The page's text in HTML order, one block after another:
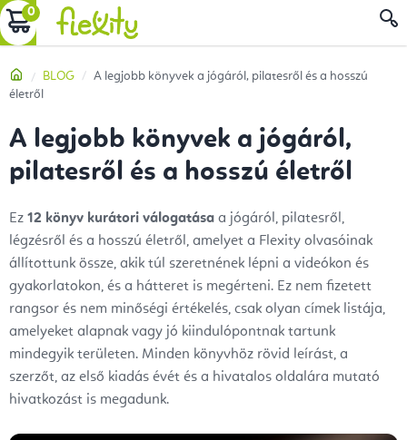
Ugrás
a
tartalomhoz
KOSÁR
Kezdőlap
BLOG
A legjobb könyvek a jógáról, pilatesről és a hosszú
életről
A legjobb könyvek a jógáról,
pilatesről és a hosszú életről
Ez 12 könyv kurátori válogatása a jógáról, pilatesről,
légzésről és a hosszú életről, amelyet a Flexity olvasóinak
állítottunk össze, akik túl szeretnének lépni a videókon és
gyakorlatokon, és a hátteret is megérteni. Ez nem fizetett
rangsor és nem minőségi értékelés, csak olyan címek listája,
amelyeket alapnak vagy jó kiindulópontnak tartunk
mindegyik területen. Minden könyvhöz rövid leírást, a
szerzőt, az első kiadás évét és a hivatalos oldalára mutató
hivatkozást is megadunk.